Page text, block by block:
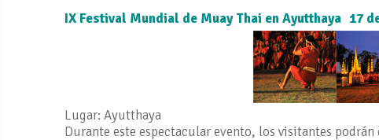
IX Festival Mundial de Muay Thai en Ayutthaya 17
Lugar: Ayutthaya
Durante este espectacular evento, los visitantes